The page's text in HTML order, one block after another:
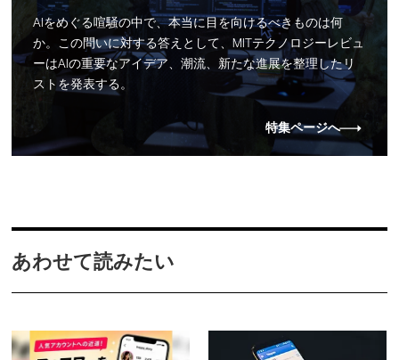
AIをめぐる喧騒の中で、本当に目を向けるべきものは何
か。この問いに対する答えとして、MITテクノロジーレビュ
ーはAIの重要なアイデア、潮流、新たな進展を整理したリ
ストを発表する。
特集ページへ
あわせて読みたい